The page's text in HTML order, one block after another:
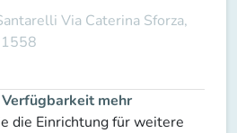
Via Caterina Sforza,
mehr
die Einrichtung für weitere